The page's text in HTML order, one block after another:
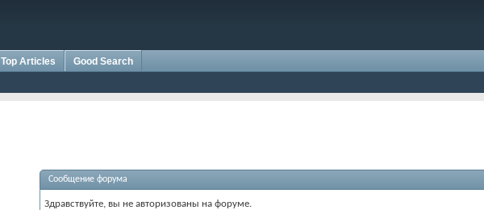
Top Articles Good Search
Сообщение форума
Здравствуйте, вы не авторизованы на форуме.